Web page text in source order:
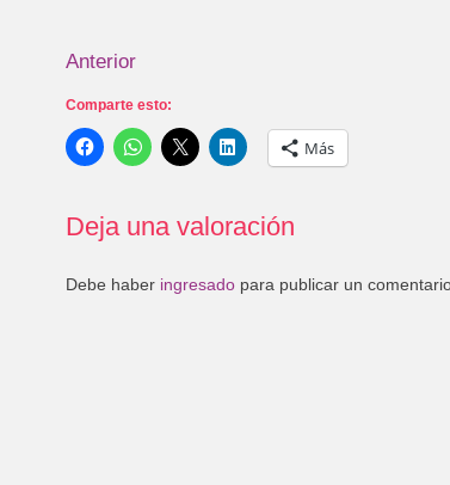
Anterior
Comparte esto:
Más
Deja una valoración
Debe haber ingresado para publicar un